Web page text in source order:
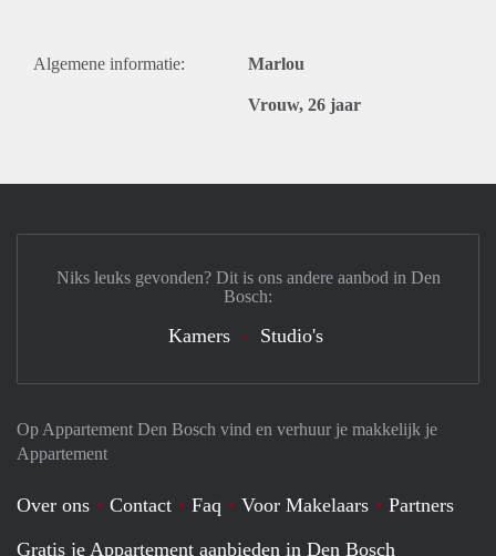
Algemene informatie: Marlou
Vrouw, 26 jaar
Op Appartement Den Bosch vind en verhuur je makkelijk je
Appartement
Over ons Contact Faq Voor Makelaars
Partners
Gratis je Appartement aanbieden in Den Bosch
Niks leuks gevonden? Dit is ons andere aanbod in Den
Bosch:
Kamers Studio's